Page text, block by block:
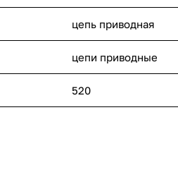
цепь приводная
цепи приводные
520